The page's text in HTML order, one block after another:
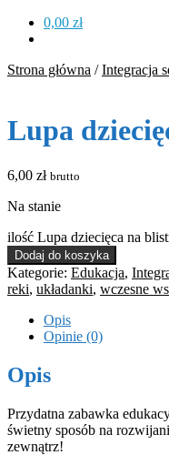
0,00 zł
Strona główna /Integracja
Lupa
6,00 zł brutto
Na stanie
ilość Lupa dziecięca na
Dodaj do koszyka
Kategorie: Edukacja,
reki, układanki, wczesne
Opis
Opinie (0)
Opis
Przydatna zabawka
świetny sposób na
zewnątrz!